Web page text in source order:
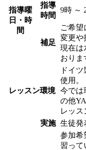
指導曜
日・時
間
指導
時間
9時 ～
補足
ご希望
変更や
現在は
おりま
レッスン環境
ドイ
使用。
今では
の他
レッス
実施 生徒発
参加希
習って